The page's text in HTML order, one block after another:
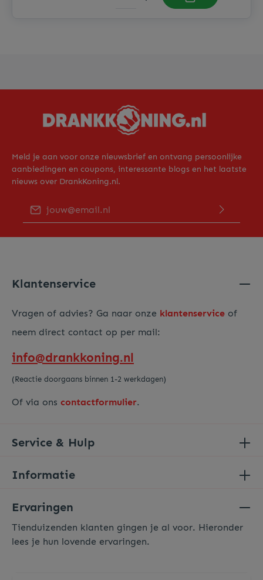
Meld je aan voor onze nieuwsbrief en ontvang persoonlijke
aanbiedingen en coupons, interessante blogs en het laatste
nieuws over DrankKoning.nl.
Ervaringen
Tienduizenden klanten gingen je al voor. Hieronder
lees je hun lovende ervaringen.
Klantenservice
Vragen of advies? Ga naar onze klantenservice of
neem direct contact op per mail:
info@drankkoning.nl
(Reactie doorgaans binnen 1-2 werkdagen)
Of via ons contactformulier.
Service & Hulp
Informatie